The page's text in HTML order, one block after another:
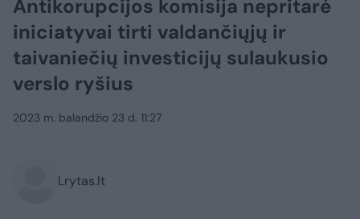
Antikorupcijos komisija nepritarė
iniciatyvai tirti valdančiųjų ir
taivaniečių investicijų sulaukusio
verslo ryšius
2023 m. balandžio 23 d. 11:27
Lrytas.lt